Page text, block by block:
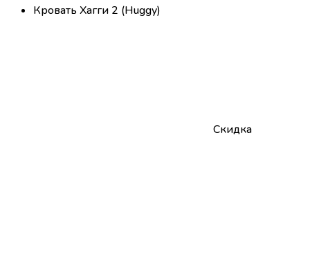
Кровать Хагги 2 (Huggy)
Скидка